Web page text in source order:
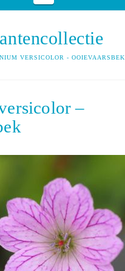
VERSICOLOR - OOIEVAARSBEK
–